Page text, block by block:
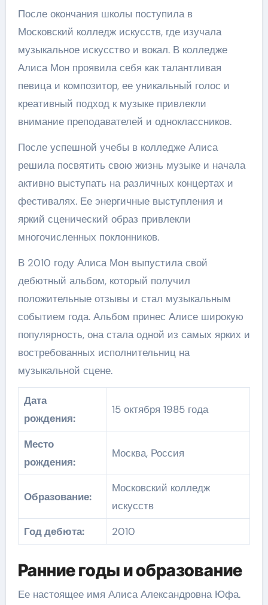
После окончания школы поступила в
Московский колледж искусств, где изучала
музыкальное искусство и вокал. В колледже
Алиса Мон проявила себя как талантливая
певица и композитор, ее уникальный голос и
креативный подход к музыке привлекли
внимание преподавателей и одноклассников.
После успешной учебы в колледже Алиса
решила посвятить свою жизнь музыке и начала
активно выступать на различных концертах и
фестивалях. Ее энергичные выступления и
яркий сценический образ привлекли
многочисленных поклонников.
В 2010 году Алиса Мон выпустила свой
дебютный альбом, который получил
положительные отзывы и стал музыкальным
событием года. Альбом принес Алисе широкую
популярность, она стала одной из самых ярких и
востребованных исполнительниц на
музыкальной сцене.
Дата
рождения:
15 октября 1985 года
Место
рождения:
Москва, Россия
Образование:
Московский колледж
искусств
Год дебюта:
2010
Ранние годы и образование
Ее настоящее имя Алиса Александровна Юфа.